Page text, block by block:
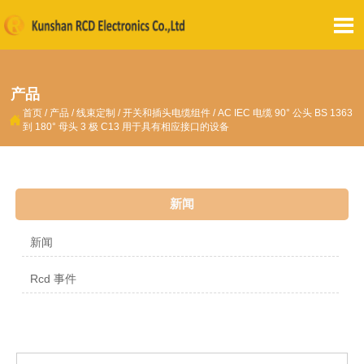

产品
 首页 / 产品 /线束定制 /开关和插头电缆组件 /AC IEC 电缆 90° 公头 BS 1363
到 180° 母头 3 极 C13 用于具有相应接口的设备
新闻
新闻
Rcd 事件